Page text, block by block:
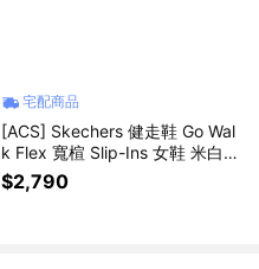
宅配商品
[ACS] Skechers 健走鞋 Go Wal
k Flex 寬楦 Slip-Ins 女鞋 米白
輕量 124848WOWHT
$2,790